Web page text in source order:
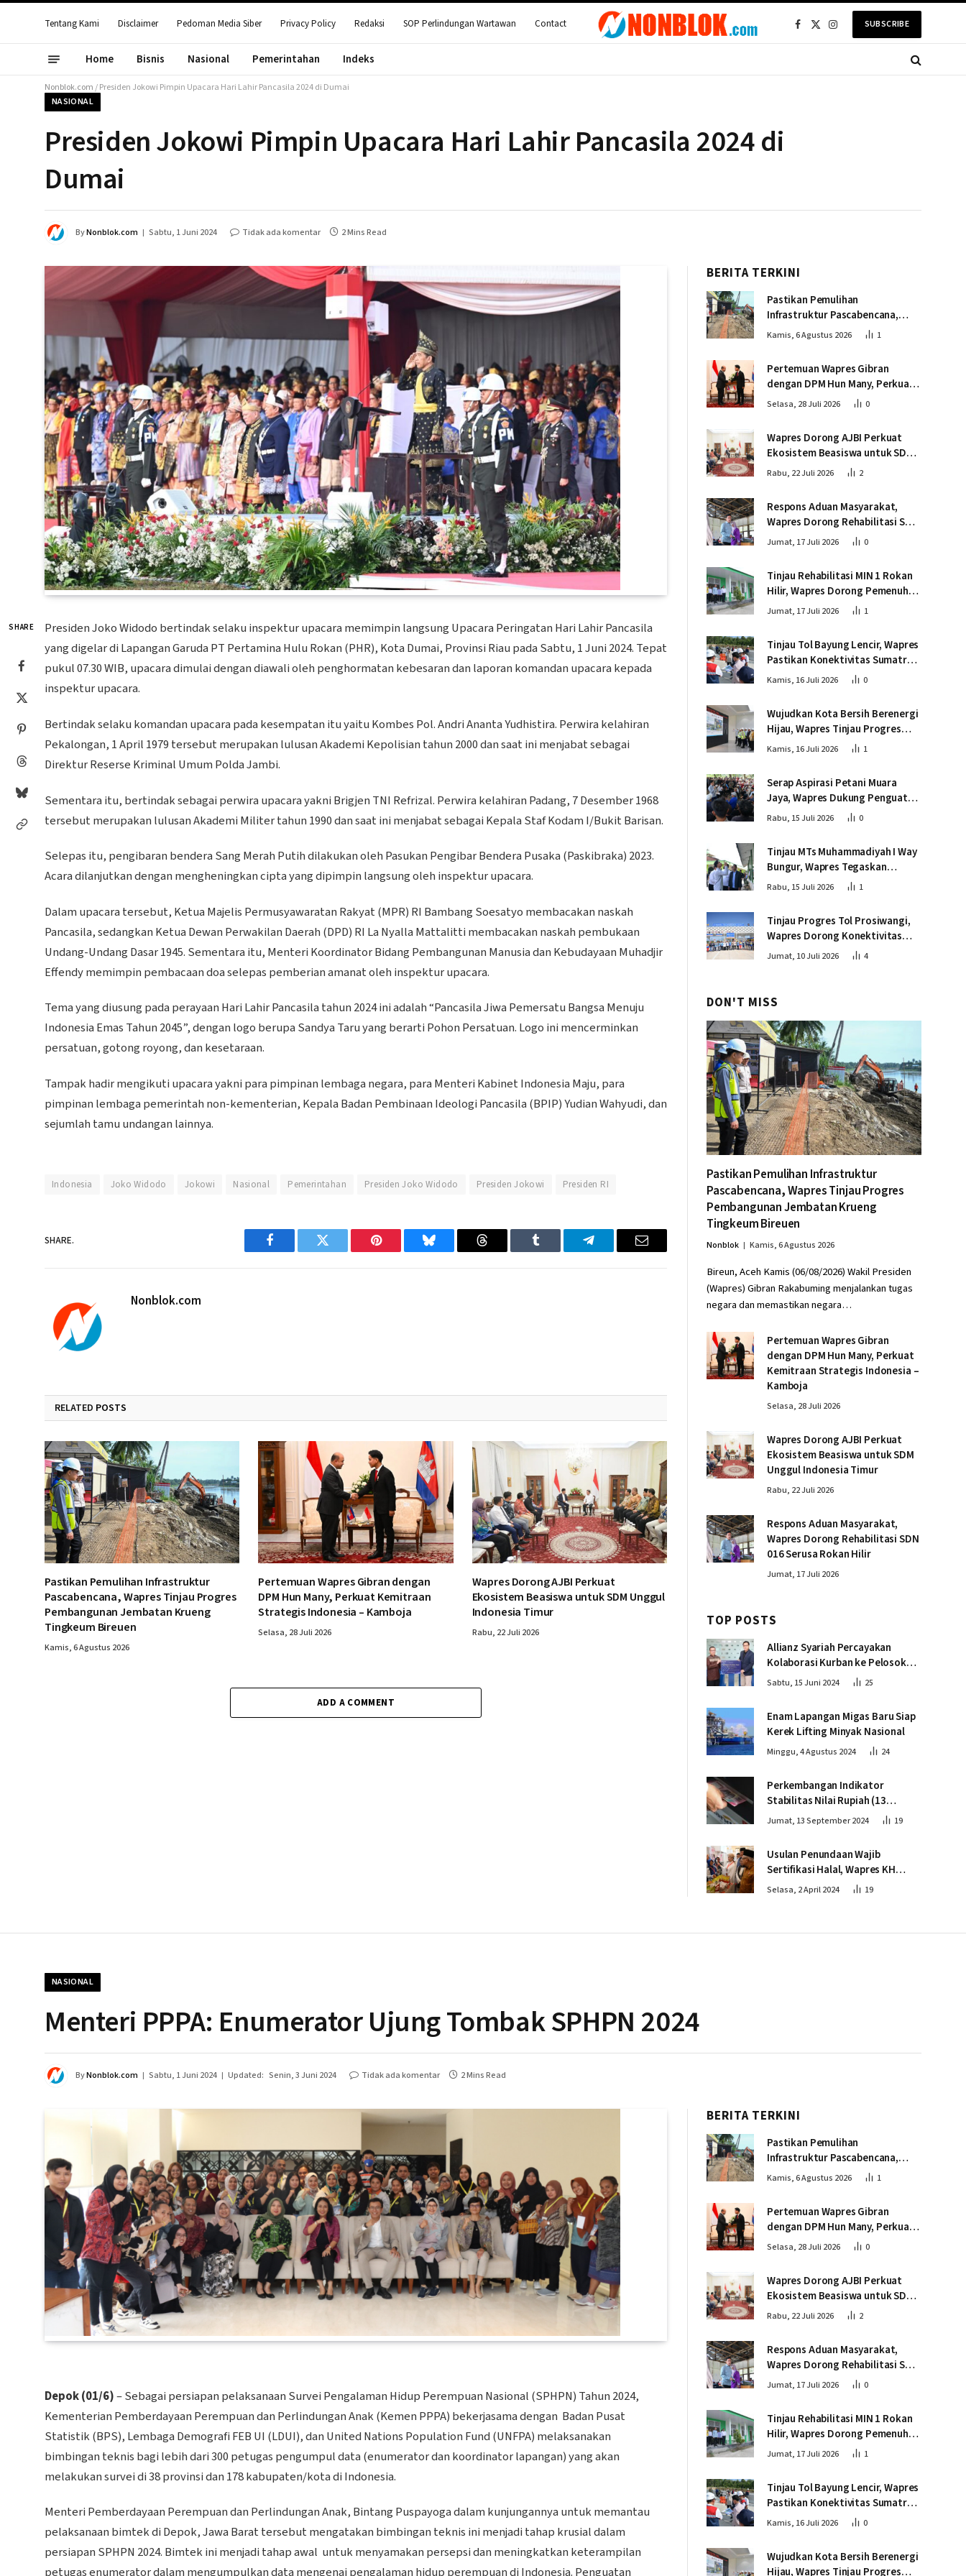
Tentang Kami Disclaimer Pedoman Media Siber Privacy Policy Redaksi SOP Perlindungan Wartawan Contact Facebook
X
InstagramSUBSCRIBE
Home Bisnis Nasional Pemerintahan Indeks
Nonblok.com/Presiden Jokowi Pimpin Upacara Hari Lahir Pancasila 2024 di Dumai
NASIONAL
Presiden Jokowi Pimpin Upacara Hari Lahir Pancasila 2024 di
Dumai
ByNonblok.com Sabtu, 1 Juni 2024 Tidak ada komentar 2 Mins Read
SHARE
Presiden Joko Widodo bertindak selaku inspektur upacara memimpin langsung Upacara Peringatan Hari Lahir Pancasila
yang digelar di Lapangan Garuda PT Pertamina Hulu Rokan (PHR), Kota Dumai, Provinsi Riau pada Sabtu, 1 Juni 2024. Tepat
pukul 07.30 WIB, upacara dimulai dengan diawali oleh penghormatan kebesaran dan laporan komandan upacara kepada
inspektur upacara.
Bertindak selaku komandan upacara pada kesempatan itu yaitu Kombes Pol. Andri Ananta Yudhistira. Perwira kelahiran
Pekalongan, 1 April 1979 tersebut merupakan lulusan Akademi Kepolisian tahun 2000 dan saat ini menjabat sebagai
Direktur Reserse Kriminal Umum Polda Jambi.
Sementara itu, bertindak sebagai perwira upacara yakni Brigjen TNI Refrizal. Perwira kelahiran Padang, 7 Desember 1968
tersebut merupakan lulusan Akademi Militer tahun 1990 dan saat ini menjabat sebagai Kepala Staf Kodam I/Bukit Barisan.
Selepas itu, pengibaran bendera Sang Merah Putih dilakukan oleh Pasukan Pengibar Bendera Pusaka (Paskibraka) 2023.
Acara dilanjutkan dengan mengheningkan cipta yang dipimpin langsung oleh inspektur upacara.
Dalam upacara tersebut, Ketua Majelis Permusyawaratan Rakyat (MPR) RI Bambang Soesatyo membacakan naskah
Pancasila, sedangkan Ketua Dewan Perwakilan Daerah (DPD) RI La Nyalla Mattalitti membacakan naskah pembukaan
Undang-Undang Dasar 1945. Sementara itu, Menteri Koordinator Bidang Pembangunan Manusia dan Kebudayaan Muhadjir
Effendy memimpin pembacaan doa selepas pemberian amanat oleh inspektur upacara.
Tema yang diusung pada perayaan Hari Lahir Pancasila tahun 2024 ini adalah “Pancasila Jiwa Pemersatu Bangsa Menuju
Indonesia Emas Tahun 2045”, dengan logo berupa Sandya Taru yang berarti Pohon Persatuan. Logo ini mencerminkan
persatuan, gotong royong, dan kesetaraan.
Tampak hadir mengikuti upacara yakni para pimpinan lembaga negara, para Menteri Kabinet Indonesia Maju, para
pimpinan lembaga pemerintah non-kementerian, Kepala Badan Pembinaan Ideologi Pancasila (BPIP) Yudian Wahyudi, dan
sejumlah tamu undangan lainnya.
Indonesia Joko Widodo Jokowi Nasional Pemerintahan Presiden Joko Widodo Presiden Jokowi Presiden RI
SHARE.
Facebook Twitter Pinterest Bluesky Threads Tumblr Telegram Email
Nonblok.com
RELATED POSTS
Pastikan Pemulihan Infrastruktur
Pascabencana, Wapres Tinjau Progres
Pembangunan Jembatan Krueng
Tingkeum Bireuen
Kamis, 6 Agustus 2026
Pertemuan Wapres Gibran dengan
DPM Hun Many, Perkuat Kemitraan
Strategis Indonesia – Kamboja
Selasa, 28 Juli 2026
Wapres Dorong AJBI Perkuat
Ekosistem Beasiswa untuk SDM Unggul
Indonesia Timur
Rabu, 22 Juli 2026
ADD A COMMENT
BERITA TERKINI
Pastikan Pemulihan
Infrastruktur Pascabencana,
Wapres Tinjau Progres
Kamis, 6 Agustus 2026 1
Pertemuan Wapres Gibran
dengan DPM Hun Many, Perkuat
Kemitraan Strategis Indonesia –
Selasa, 28 Juli 2026 0
Wapres Dorong AJBI Perkuat
Ekosistem Beasiswa untuk SDM
Unggul Indonesia Timur
Rabu, 22 Juli 2026 2
Respons Aduan Masyarakat,
Wapres Dorong Rehabilitasi SDN
016 Serusa Rokan Hilir
Jumat, 17 Juli 2026 0
Tinjau Rehabilitasi MIN 1 Rokan
Hilir, Wapres Dorong Pemenuhan
Sarana Prasarana Pendidikan
Jumat, 17 Juli 2026 1
Tinjau Tol Bayung Lencir, Wapres
Pastikan Konektivitas Sumatra
Berjalan Optimal
Kamis, 16 Juli 2026 0
Wujudkan Kota Bersih Berenergi
Hijau, Wapres Tinjau Progres
Pembangunan PSEL di
Kamis, 16 Juli 2026 1
Serap Aspirasi Petani Muara
Jaya, Wapres Dukung Penguatan
Ekosistem Singkong untuk
Rabu, 15 Juli 2026 0
Tinjau MTs Muhammadiyah I Way
Bungur, Wapres Tegaskan
Pembangunan SDM Harus
Rabu, 15 Juli 2026 1
Tinjau Progres Tol Prosiwangi,
Wapres Dorong Konektivitas
dan Pertumbuhan Ekonomi
Jumat, 10 Juli 2026 4
DON'T MISS
Pastikan Pemulihan Infrastruktur
Pascabencana, Wapres Tinjau Progres
Pembangunan Jembatan Krueng
Tingkeum Bireuen
Nonblok Kamis, 6 Agustus 2026
Bireun, Aceh Kamis (06/08/2026) Wakil Presiden
(Wapres) Gibran Rakabuming menjalankan tugas
negara dan memastikan negara…
Pertemuan Wapres Gibran
dengan DPM Hun Many, Perkuat
Kemitraan Strategis Indonesia –
Kamboja
Selasa, 28 Juli 2026
Wapres Dorong AJBI Perkuat
Ekosistem Beasiswa untuk SDM
Unggul Indonesia Timur
Rabu, 22 Juli 2026
Respons Aduan Masyarakat,
Wapres Dorong Rehabilitasi SDN
016 Serusa Rokan Hilir
Jumat, 17 Juli 2026
TOP POSTS
Allianz Syariah Percayakan
Kolaborasi Kurban ke Pelosok
Negeri bersama Dompet Dhuafa
Sabtu, 15 Juni 2024 25
Enam Lapangan Migas Baru Siap
Kerek Lifting Minyak Nasional
Minggu, 4 Agustus 2024 24
Perkembangan Indikator
Stabilitas Nilai Rupiah (13
September 2024)
Jumat, 13 September 2024 19
Usulan Penundaan Wajib
Sertifikasi Halal, Wapres KH
Ma’ruf Amin: Proses Tetap
Selasa, 2 April 2024 19
NASIONAL
Menteri PPPA: Enumerator Ujung Tombak SPHPN 2024
ByNonblok.com Sabtu, 1 Juni 2024 Updated: Senin, 3 Juni 2024 Tidak ada komentar 2 Mins Read
Depok (01/6)– Sebagai persiapan pelaksanaan Survei Pengalaman Hidup Perempuan Nasional (SPHPN) Tahun 2024,
Kementerian Pemberdayaan Perempuan dan Perlindungan Anak (Kemen PPPA) bekerjasama dengan Badan Pusat
Statistik (BPS), Lembaga Demografi FEB UI (LDUI), dan United Nations Population Fund (UNFPA) melaksanakan
bimbingan teknis bagi lebih dari 300 petugas pengumpul data (enumerator dan koordinator lapangan) yang akan
melakukan survei di 38 provinsi dan 178 kabupaten/kota di Indonesia.
Menteri Pemberdayaan Perempuan dan Perlindungan Anak, Bintang Puspayoga dalam kunjungannya untuk memantau
pelaksanaan bimtek di Depok, Jawa Barat tersebut mengatakan bimbingan teknis ini menjadi tahap krusial dalam
persiapan SPHPN 2024. Bimtek ini menjadi tahap awal untuk menyamakan persepsi dan meningkatkan keterampilan
BERITA TERKINI
Pastikan Pemulihan
Infrastruktur Pascabencana,
Wapres Tinjau Progres
Kamis, 6 Agustus 2026 1
Pertemuan Wapres Gibran
dengan DPM Hun Many, Perkuat
Kemitraan Strategis Indonesia –
Selasa, 28 Juli 2026 0
Wapres Dorong AJBI Perkuat
Ekosistem Beasiswa untuk SDM
Unggul Indonesia Timur
Rabu, 22 Juli 2026 2
Respons Aduan Masyarakat,
Wapres Dorong Rehabilitasi SDN
016 Serusa Rokan Hilir
Jumat, 17 Juli 2026 0
Tinjau Rehabilitasi MIN 1 Rokan
Hilir, Wapres Dorong Pemenuhan
Sarana Prasarana Pendidikan
Jumat, 17 Juli 2026 1
Tinjau Tol Bayung Lencir, Wapres
Pastikan Konektivitas Sumatra
Berjalan Optimal
Kamis, 16 Juli 2026 0
Wujudkan Kota Bersih Berenergi
Hijau, Wapres Tinjau Progres